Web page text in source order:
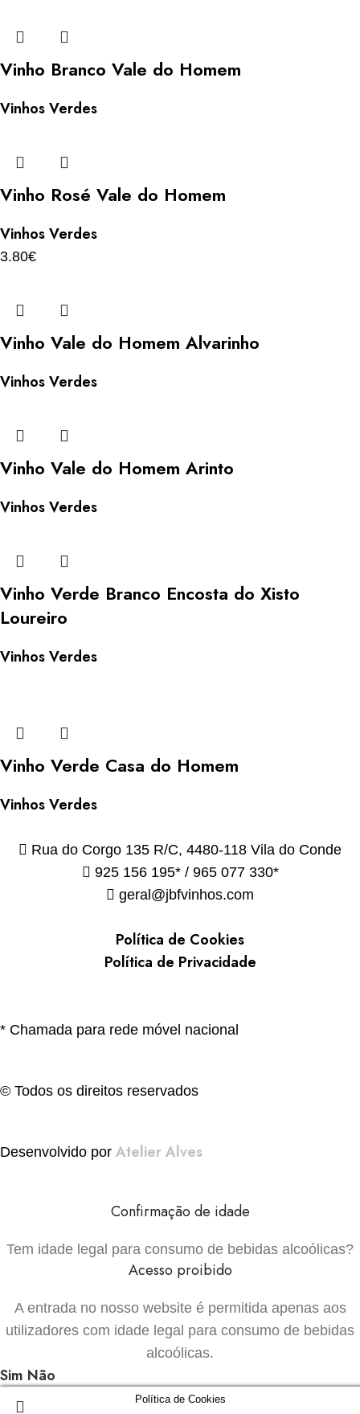
Vinho Branco Vale do Homem
Vinhos Verdes
Vinho Rosé Vale do Homem
Vinhos Verdes
3.80€
Vinho Vale do Homem Alvarinho
Vinhos Verdes
Vinho Vale do Homem Arinto
Vinhos Verdes
Vinho Verde Branco Encosta do Xisto
Loureiro
Vinhos Verdes
Vinho Verde Casa do Homem
Vinhos Verdes
Rua do Corgo 135 R/C, 4480-118 Vila do Conde
925 156 195* / 965 077 330*
geral@jbfvinhos.com
Política de Cookies
Política de Privacidade
* Chamada para rede móvel nacional
© Todos os direitos reservados
Desenvolvido por Atelier Alves
Confirmação de idade
Tem idade legal para consumo de bebidas alcoólicas?
Acesso proibido
A entrada no nosso website é permitida apenas aos
utilizadores com idade legal para consumo de bebidas
alcoólicas.
Sim Não
Política de Cookies